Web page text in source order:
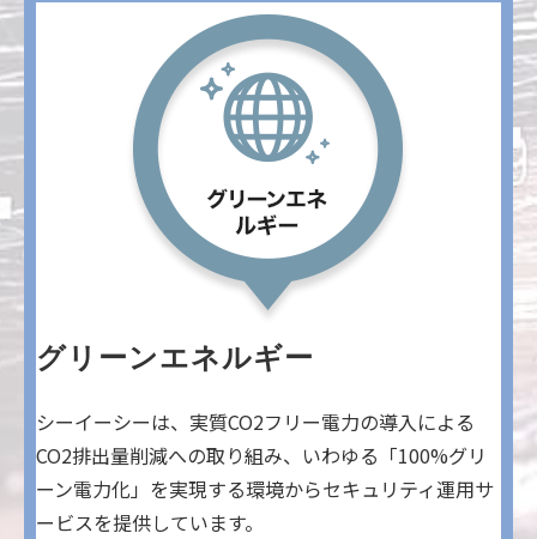
グリーンエネルギー
シーイーシーは、実質CO2フリー電力の導入による
CO2排出量削減への取り組み、いわゆる「100%グリ
ーン電力化」を実現する環境からセキュリティ運用サ
ービスを提供しています。